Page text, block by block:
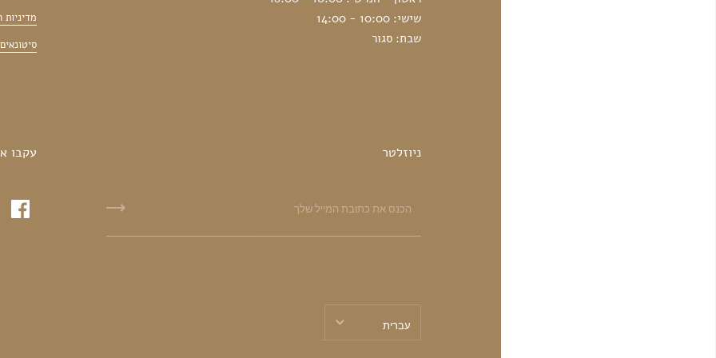
שישי: 10:00 - 14:00
שבת: סגור
מדיניות
סיטונאים
ניוזלטר עקבו
עברית